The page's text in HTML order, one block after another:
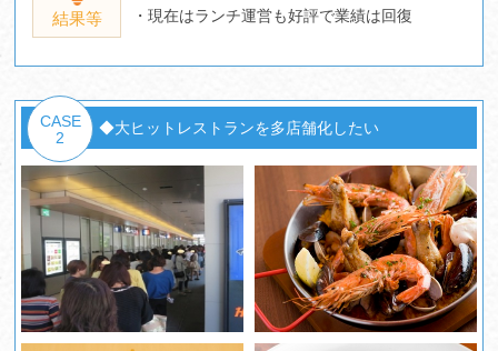
結果等
・現在はランチ運営も好評で業績は回復
CASE
2
◆大ヒットレストランを多店舗化したい